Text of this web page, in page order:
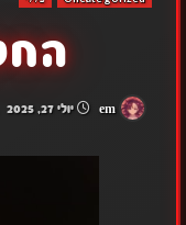
יולי 27, 2025